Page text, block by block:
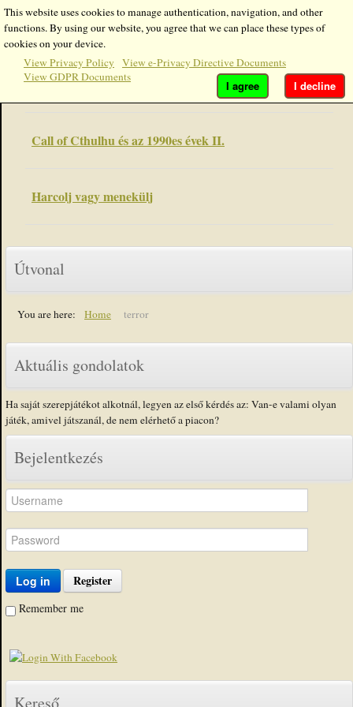
Enter Part of Title Display #
A wargame-ek a fejükre estek
Call of Cthulhu és az 1990es évek II.
Harcolj vagy menekülj
Útvonal
You are here: Home terror
Aktuális gondolatok
Ha saját szerepjátékot alkotnál, legyen az első kérdés az: Van-e valami olyan
játék, amivel játszanál, de nem elérhető a piacon?
Bejelentkezés
Log in Register
Remember me
This website uses cookies to manage authentication, navigation, and other
functions. By using our website, you agree that we can place these types of
cookies on your device.
View Privacy Policy
View e-Privacy Directive Documents
View GDPR Documents
I decline
I agree